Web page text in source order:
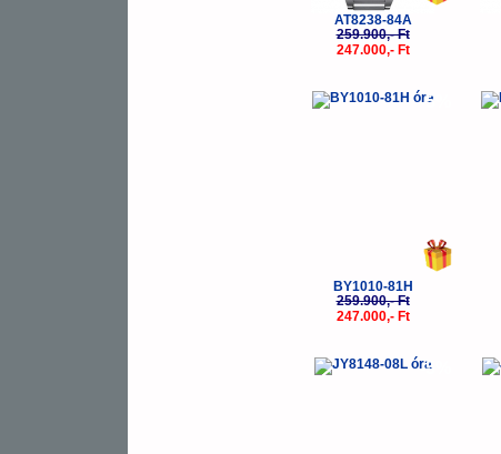
AT8238-84A
259.900,- Ft
247.000,- Ft
-5%
BY1010-81H
259.900,- Ft
247.000,- Ft
-5%